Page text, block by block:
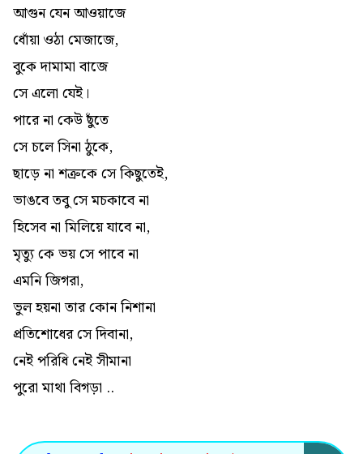
আগুন যেন আওয়াজে
ধোঁয়া ওঠা মেজাজে,
বুকে দামামা বাজে
সে এলো যেই।
পারে না কেউ ছুঁতে
সে চলে সিনা ঠুকে,
ছাড়ে না শত্রুকে সে কিছুতেই,
ভাঙবে তবু সে মচকাবে না
হিসেব না মিলিয়ে যাবে না,
মৃত্যু কে ভয় সে পাবে না
এমনি জিগরা,
ভুল হয়না তার কোন নিশানা
প্রতিশোধের সে দিবানা,
নেই পরিধি নেই সীমানা
পুরো মাথা বিগড়া ..